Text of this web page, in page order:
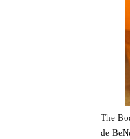
The
de